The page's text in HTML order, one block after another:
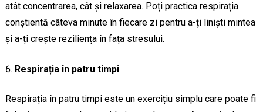
atât concentrarea, cât și relaxarea. Poți practica respirația
conștientă câteva minute în fiecare zi pentru a-ți liniști mintea
și a-ți crește reziliența în fața stresului.
Respirația în patru timpi
Respirația în patru timpi este un exercițiu simplu care poate fi